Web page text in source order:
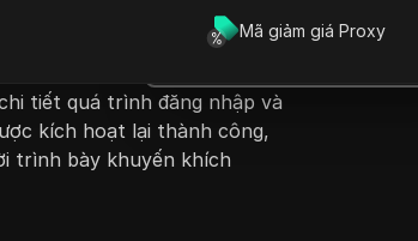
Mã giảm giá Proxy
Mở trong Claude
Đặt câu hỏi về trang này
Họ hướng dẫn cách
kiếm hướng dẫn về việc
tiết quá trình đăng nhập và
kích hoạt lại thành công,
trình bày khuyến khích